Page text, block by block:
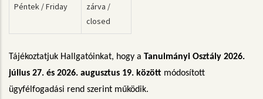
Péntek / Friday
zárva /
closed
Tájékoztatjuk Hallgatóinkat, hogy a Tanulmányi Osztály 2026.
július 27. és 2026. augusztus 19. között módosított
ügyfélfogadási rend szerint működik.